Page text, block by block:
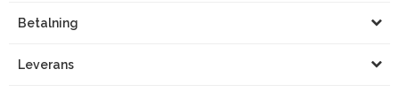
Betalning
Leverans